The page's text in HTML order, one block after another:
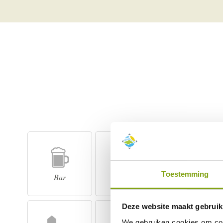
Toestemming
Deze website maakt
Bar Wi-Fi